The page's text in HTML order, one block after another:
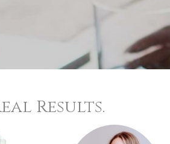
Results.